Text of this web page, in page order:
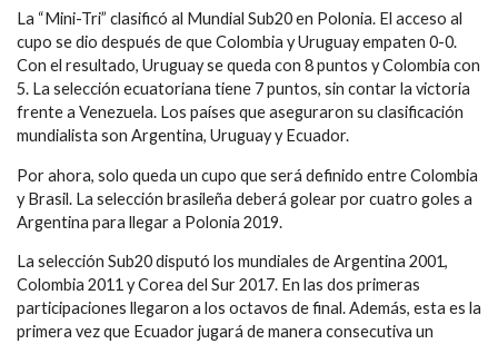
La “Mini-Tri” clasificó al Mundial Sub20 en Polonia. El acceso al
cupo se dio después de que Colombia y Uruguay empaten 0-0.
Con el resultado, Uruguay se queda con 8 puntos y Colombia con
5. La selección ecuatoriana tiene 7 puntos, sin contar la victoria
frente a Venezuela. Los países que aseguraron su clasificación
mundialista son Argentina, Uruguay y Ecuador.
Por ahora, solo queda un cupo que será definido entre Colombia
y Brasil. La selección brasileña deberá golear por cuatro goles a
Argentina para llegar a Polonia 2019.
La selección Sub20 disputó los mundiales de Argentina 2001,
Colombia 2011 y Corea del Sur 2017. En las dos primeras
participaciones llegaron a los octavos de final. Además, esta es la
primera vez que Ecuador jugará de manera consecutiva un